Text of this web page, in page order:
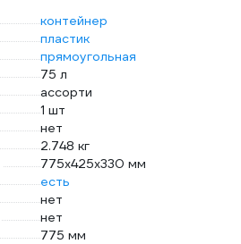
контейнер
пластик
прямоугольная
75 л
ассорти
1 шт
нет
2.748 кг
775х425х330 мм
есть
нет
нет
775 мм